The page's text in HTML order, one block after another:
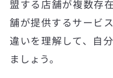
盟する店舗が複数存
舗が提供するサービ
違いを理解して、自
ましょう。